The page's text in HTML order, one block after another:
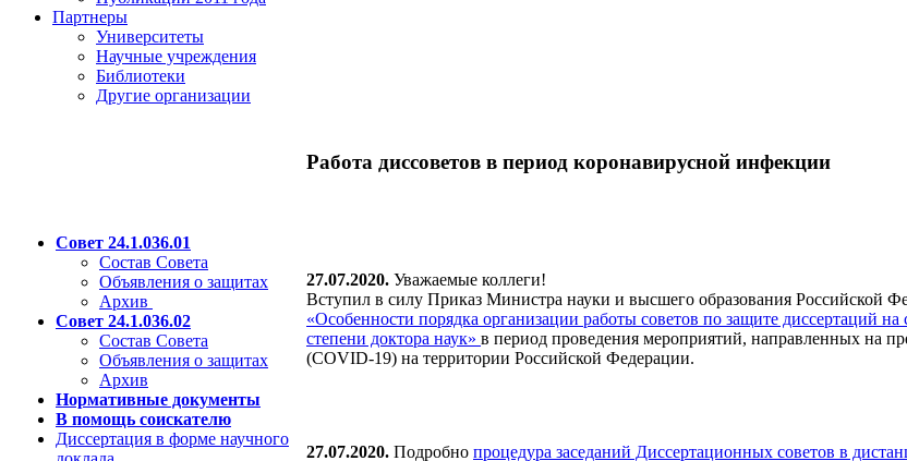
Партнеры
Университеты
Научные учреждения
Библиотеки
Другие организации
Совет 24.1.036.01
Состав Совета
Объявления о защитах
Архив
Совет 24.1.036.02
Состав Совета
Объявления о защитах
Архив
Нормативные документы
В помощь соискателю
Диссертация в форме научного
Работа диссоветов в период коронавирусной инфекции
27.07.2020. Уважаемые коллеги!
Вступил в силу Приказ Министра науки и высшего образования Российской
«Особенности порядка организации работы советов по защите диссертаций
степени доктора наук» в период проведения мероприятий, направленных на
(COVID-19) на территории Российской Федерации.
27.07.2020. Подробно процедура заседаний Диссертационных советов в